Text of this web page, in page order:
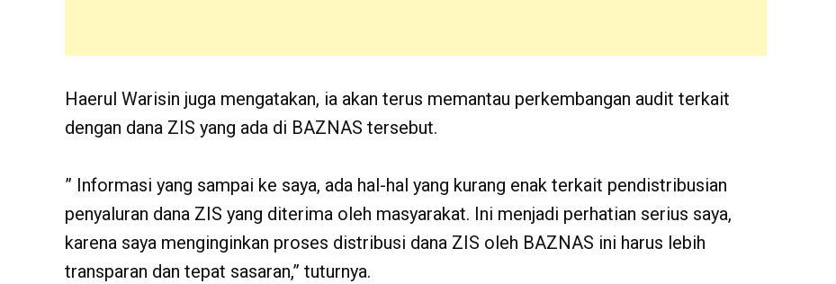
Haerul Warisin juga mengatakan, ia akan terus memantau perkembangan audit terkait
dengan dana ZIS yang ada di BAZNAS tersebut.
” Informasi yang sampai ke saya, ada hal-hal yang kurang enak terkait pendistribusian
penyaluran dana ZIS yang diterima oleh masyarakat. Ini menjadi perhatian serius saya,
karena saya menginginkan proses distribusi dana ZIS oleh BAZNAS ini harus lebih
transparan dan tepat sasaran,” tuturnya.